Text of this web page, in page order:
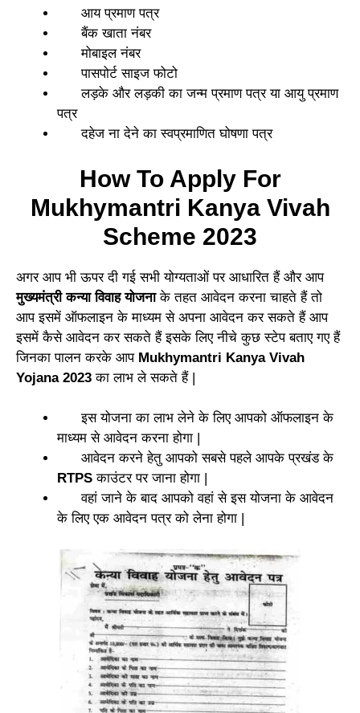
आय प्रमाण पत्र
बैंक खाता नंबर
मोबाइल नंबर
पासपोर्ट साइज फोटो
लड़के और लड़की का जन्म प्रमाण पत्र या आयु प्रमाण
पत्र
दहेज ना देने का स्वप्रमाणित घोषणा पत्र
How To Apply For
Mukhymantri Kanya Vivah
Scheme 2023
अगर आप भी ऊपर दी गई सभी योग्यताओं पर आधारित हैं और आप
मुख्यमंत्री कन्या विवाह योजनाके तहत आवेदन करना चाहते हैं तो
आप इसमें ऑफलाइन के माध्यम से अपना आवेदन कर सकते हैं आप
इसमें कैसे आवेदन कर सकते हैं इसके लिए नीचे कुछ स्टेप बताए गए हैं
जिनका पालन करके आप Mukhymantri Kanya Vivah
Yojana 2023 का लाभ ले सकते हैं |
इस योजना का लाभ लेने के लिए आपको ऑफलाइन के
माध्यम से आवेदन करना होगा |
आवेदन करने हेतु आपको सबसे पहले आपके प्रखंड के
RTPS काउंटर पर जाना होगा |
वहां जाने के बाद आपको वहां से इस योजना के आवेदन
के लिए एक आवेदन पत्र को लेना होगा |